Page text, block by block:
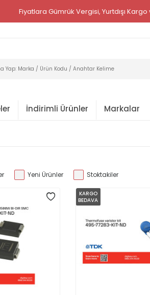
Fiyatlara Gümrük Vergisi, Yurtdışı
İndirimli Ürünler Markalar
Yeni Ürünler Stoktakiler
KARGO
BEDAVA